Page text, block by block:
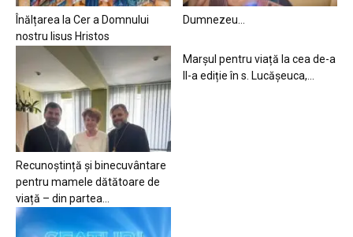
Înălțarea la Cer a Domnului
nostru Iisus Hristos
Dumnezeu…
Recunoștință și binecuvântare
pentru mamele dătătoare de
viață – din partea...
Marșul pentru viață la cea de-a
II-a ediție în s. Lucășeuca,...